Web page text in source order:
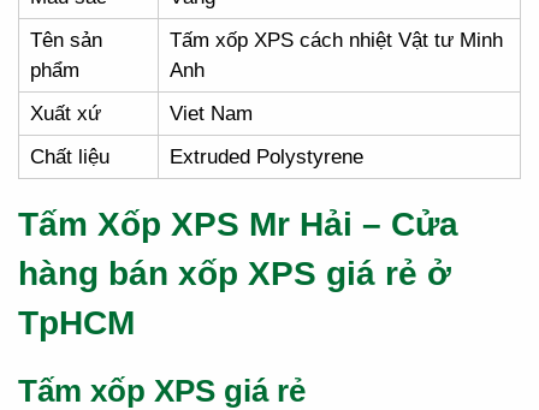
Tên sản
phẩm
Tấm xốp XPS cách nhiệt Vật tư Minh
Anh
Xuất xứ
Viet Nam
Chất liệu
Extruded Polystyrene
Tấm Xốp XPS Mr Hải – Cửa
hàng bán xốp XPS giá rẻ ở
TpHCM
Tấm xốp XPS giá rẻ